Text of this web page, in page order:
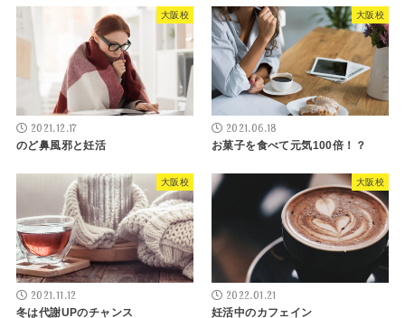
大阪校
2021.12.17
のど鼻風邪と妊活
大阪校
2021.06.18
お菓子を食べて元気100倍！？
大阪校
2021.11.12
冬は代謝UPのチャンス
大阪校
2022.01.21
妊活中のカフェイン